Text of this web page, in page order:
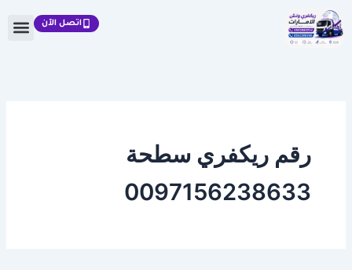
تخطي
إلى
المحتوى
اتصل الآن
رقم ريكفري سطحة
0097156238633
عن: